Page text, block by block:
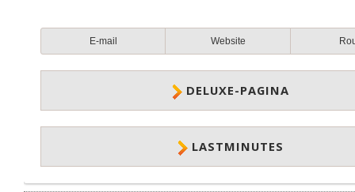
E-mail Website
DELUXE-PAGINA
LASTMINUTES